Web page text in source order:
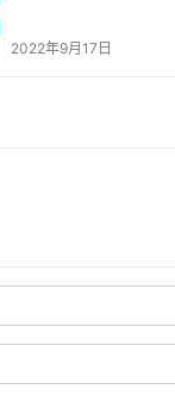
2022年9月17日